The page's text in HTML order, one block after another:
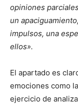
opiniones
un
impulsos, una
ellos».
El apartado es
emociones como
ejercicio de